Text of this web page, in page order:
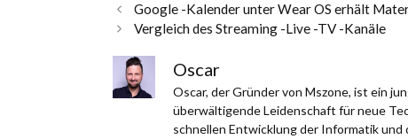
Google -Kalender unter Wear OS erhält
Vergleich des Streaming -Live -TV -Kanäle
Oscar
Oscar, der Gründer von Mszone, ist ein
überwältigende Leidenschaft für neue
schnellen Entwicklung der Informatik